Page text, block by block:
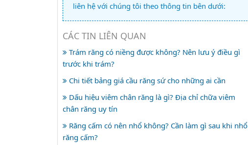
liên hệ với chúng tôi theo thông tin bên dưới:
CÁC TIN LIÊN QUAN
Trám răng có niềng được không? Nên lưu ý điều gì
trước khi trám?
Chi tiết bảng giá cầu răng sứ cho những ai cần
Dấu hiệu viêm chân răng là gì? Địa chỉ chữa viêm
chân răng uy tín
Răng cấm có nên nhổ không? Cần làm gì sau khi nhổ
răng cấm?